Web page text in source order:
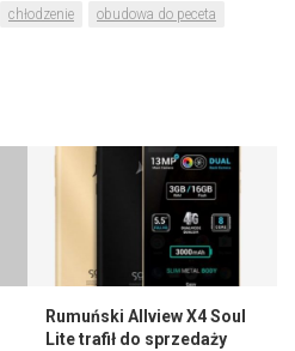
chłodzenie obudowa do peceta
Rumuński Allview X4 Soul
Lite trafił do sprzedaży